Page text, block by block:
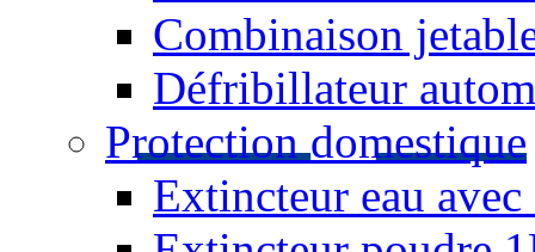
Combinaison
Défribillateur
Protection domestique
Extincteur eau